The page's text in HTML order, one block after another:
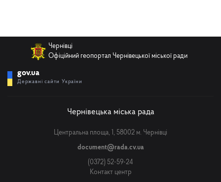
Чернівці
Офіційний геопортал Чернівецької міської ради
gov.ua
Державні сайти України
Чернівецька міська рада
Центральна площа, 1, 58002 м. Чернівці
document@rada.cv.ua
(0372) 52-59-24
Контакт центр